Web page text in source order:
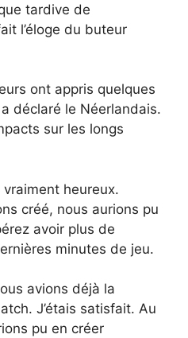
tardive de
l’éloge du buteur
ont appris quelques
déclaré le Néerlandais.
sur les longs
heureux.
créé, nous aurions pu
avoir plus de
minutes de jeu.
avions déjà la
J’étais satisfait. Au
pu en créer